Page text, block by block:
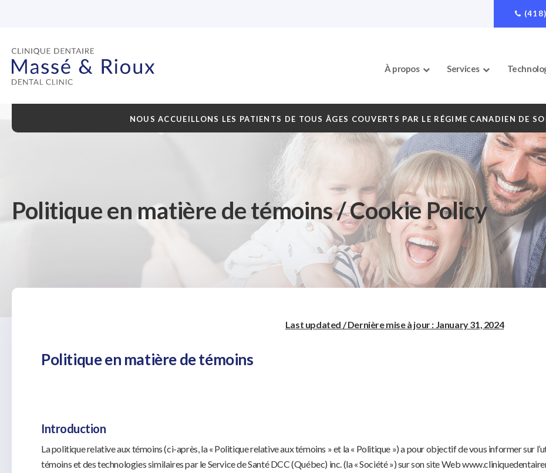
À propos Services
NOUS ACCUEILLONS LES PATIENTS DE TOUS ÂGES COUVERTS PAR LE RÉGIME CANADIEN DE
Politique en matière de témoins / Cookie Policy
Last updated / Dernière mise à jour : January 31, 2024
Politique en matière de témoins
Introduction
La politique relative aux témoins (ci-après, la « Politique relative aux témoins » et la « Politique ») a pour objectif de vous informer sur
témoins et des technologies similaires par le Service de Santé DCC (Québec) inc. (la « Société ») sur son site Web